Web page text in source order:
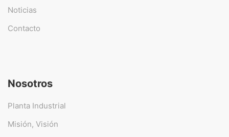
Noticias
Contacto
Nosotros
Planta Industrial
Misión, Visión